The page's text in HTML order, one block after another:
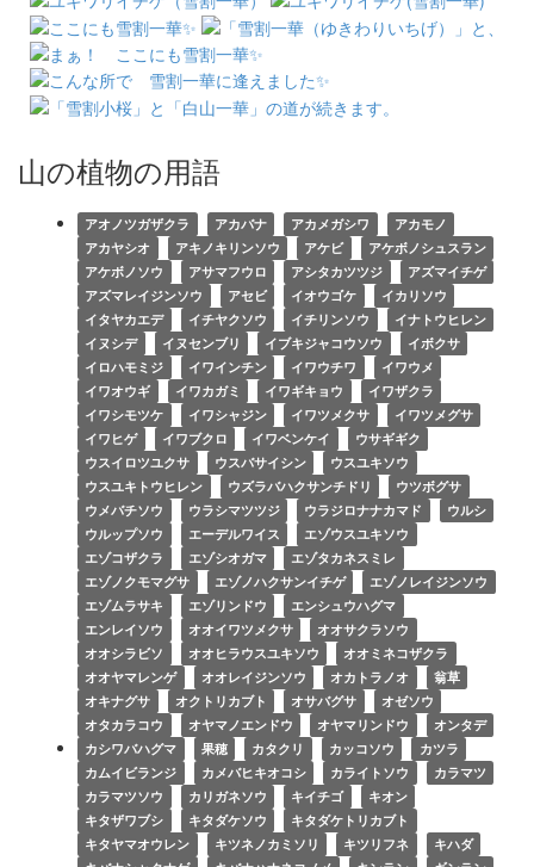
山の植物の用語
アオノツガザクラ アカバナ アカメガシワ
アカモノ
アカヤシオ
アキノキリンソウ アケビ
アケボノシュスラン
アケボノソウ
アサマフウロ アシタカツツジ
アズマイチゲ
アズマレイジンソウ
アセビ イオウゴケ
イカリソウ
イタヤカエデ
イチヤクソウ イチリンソウ
イナトウヒレン
イヌシデ
イヌセンブリ イブキジャコウソウ
イボクサ
イロハモミジ
イワインチン イワウチワ
イワウメ
イワオウギ
イワカガミ イワギキョウ
イワザクラ
イワシモツケ
イワシャジン イワツメクサ
イワツメグサ
イワヒゲ
イワブクロ イワベンケイ
ウサギギク
ウスイロツユクサ
ウスバサイシン
ウスユキソウ
ウスユキトウヒレン
ウズラバハクサンチドリ
ウツボグサ
ウメバチソウ
ウラシマツツジ ウラジロナナカマド
ウルシ
ウルップソウ
エーデルワイス
エゾウスユキソウ
エゾコザクラ
エゾシオガマ
エゾタカネスミレ
エゾノクモマグサ
エゾノハクサンイチゲ
エゾノレイジンソウ
エゾムラサキ
エゾリンドウ
エンシュウハグマ
エンレイソウ
オオイワツメクサ
オオサクラソウ
オオシラビソ
オオヒラウスユキソウ
オオミネコザクラ
オオヤマレンゲ
オオレイジンソウ オカトラノオ
翁草
オキナグサ
オクトリカブト オサバグサ
オゼソウ
オタカラコウ
オヤマノエンドウ オヤマリンドウ
オンタデ
カシワバハグマ
果穂 カタクリ カッコソウ
カツラ
カムイビランジ
カメバヒキオコシ カライトソウ
カラマツ
カラマツソウ
カリガネソウ キイチゴ
キオン
キタザワブシ
キタダケソウ
キタダケトリカブト
キタヤマオウレン
キツネノカミソリ キツリフネ
キハダ